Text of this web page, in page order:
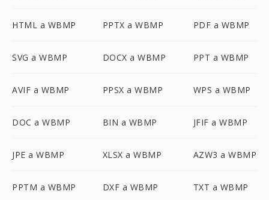
HTML a WBMP PPTX a WBMP PDF a WBMP
SVG a WBMP DOCX a WBMP PPT a WBMP
AVIF a WBMP PPSX a WBMP WPS a WBMP
DOC a WBMP BIN a WBMP JFIF a WBMP
JPE a WBMP XLSX a WBMP AZW3 a WBMP
PPTM a WBMP DXF a WBMP TXT a WBMP